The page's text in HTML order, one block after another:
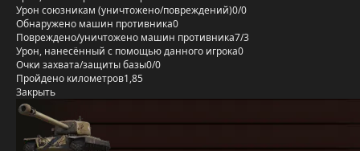
Урон союзникам (уничтожено/повреждений)0/0
Обнаружено машин противника0
Повреждено/уничтожено машин противника7/3
Урон, нанесённый с помощью данного игрока0
Очки захвата/защиты базы0/0
Пройдено километров1,85
Закрыть